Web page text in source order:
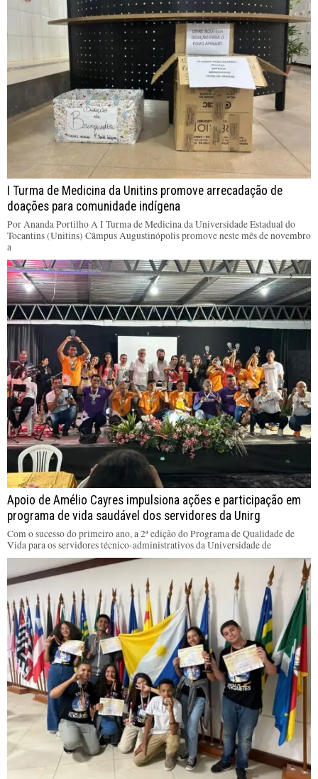
I Turma de Medicina da Unitins promove arrecadação de
doações para comunidade indígena
Por Ananda Portilho A I Turma de Medicina da Universidade Estadual do
Tocantins (Unitins) Câmpus Augustinópolis promove neste mês de novembro
a
Apoio de Amélio Cayres impulsiona ações e participação em
programa de vida saudável dos servidores da Unirg
Com o sucesso do primeiro ano, a 2ª edição do Programa de Qualidade de
Vida para os servidores técnico-administrativos da Universidade de